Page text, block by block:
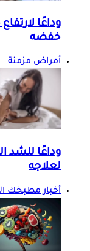
خفضه
أمراض مزمنة
لعلاجه
أخبار مطبخك